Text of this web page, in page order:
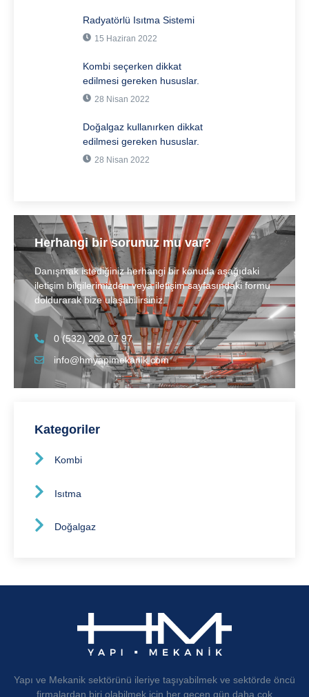
Radyatörlü Isıtma Sistemi
15 Haziran 2022
Kombi seçerken dikkat
edilmesi gereken hususlar.
28 Nisan 2022
Doğalgaz kullanırken dikkat
edilmesi gereken hususlar.
28 Nisan 2022
Herhangi bir sorunuz mu var?
Danışmak istediğiniz herhangi bir konuda aşağıdaki
iletişim bilgilerimizden veya iletişim sayfasındaki formu
doldurarak bize ulaşabilirsiniz.
0 (532) 202 07 97
info@hmyapimekanik.com
Kategoriler
Kombi
Isıtma
Doğalgaz
Yapı ve Mekanik sektörünü ileriye taşıyabilmek ve sektörde öncü
firmalardan biri olabilmek için her geçen gün daha çok